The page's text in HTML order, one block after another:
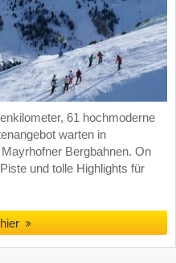
61 hochmoderne
warten in
Bergbahnen. On
und tolle Highlights für